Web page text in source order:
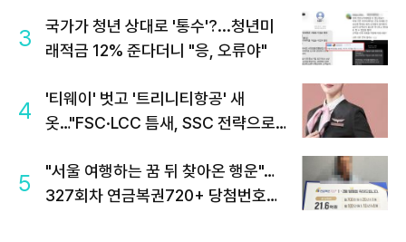
3
국가가 청년 상대로 '통수'?...청년미
래적금 12% 준다더니 "응, 오류야"
4
'티웨이' 벗고 '트리니티항공' 새
옷…"FSC·LCC 틈새, SSC 전략으로
5
"서울 여행하는 꿈 뒤 찾아온 행운"…
327회차 연금복권720+ 당첨번호조